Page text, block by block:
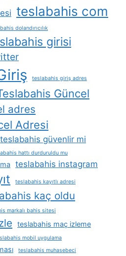
teslabahis com
dolandırıcılık
girisi
teslabahis giriş adres
Güncel
adres
Adresi
teslabahis güvenlir mi
hattı durduruldu mu
teslabahis instagram
teslabahis kayıtlı adresi
kaç oldu
markalı bahis sitesi
teslabahis maç izleme
mobil uygulama
teslabahis muhasebeci